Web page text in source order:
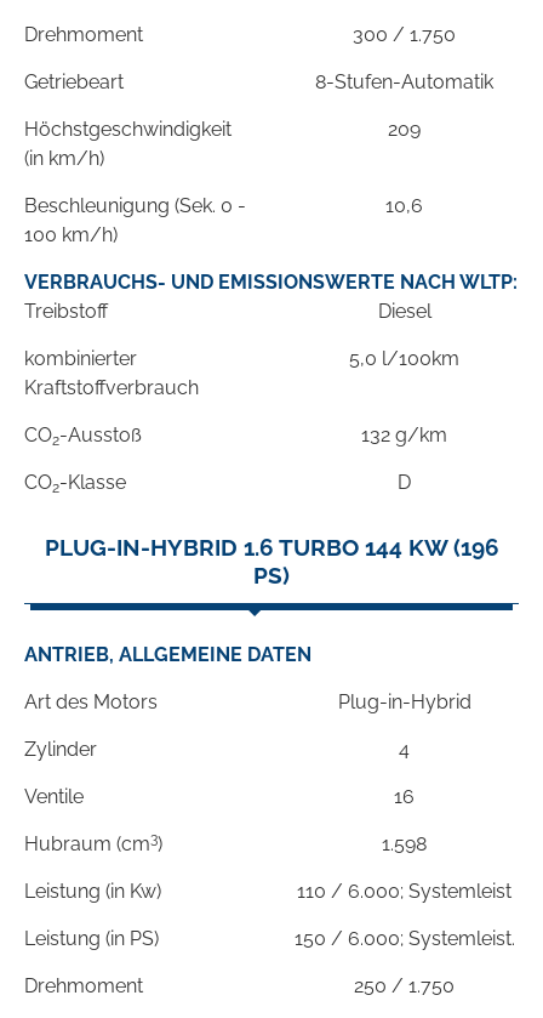
Drehmoment 300 / 1.750
Getriebeart 8-Stufen-Automatik
Höchstgeschwindigkeit
(in km/h)
209
Beschleunigung (Sek. 0 -
100 km/h)
10,6
VERBRAUCHS- UND EMISSIONSWERTE NACH WLTP:
Treibstoff
Diesel
kombinierter
Kraftstoffverbrauch
5,0 l/100km
CO2-Ausstoß 132 g/km
CO2-Klasse D
PLUG-IN-HYBRID 1.6 TURBO 144 KW (196
PS)
ANTRIEB, ALLGEMEINE DATEN
Art des Motors Plug-in-Hybrid
Zylinder 4
Ventile 16
Hubraum (cm3) 1.598
Leistung (in Kw) 110 / 6.000; Systemleist
Leistung (in PS) 150 / 6.000; Systemleist.
Drehmoment 250 / 1.750